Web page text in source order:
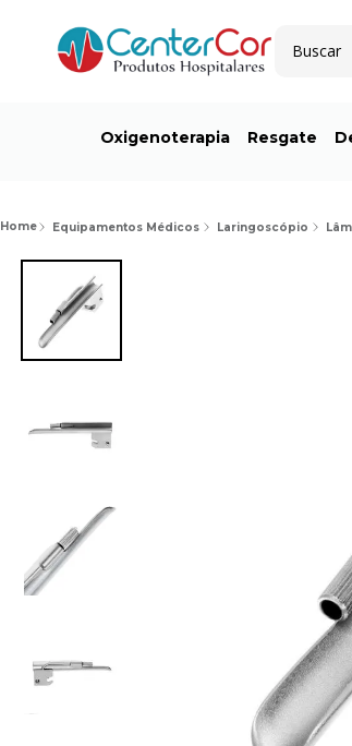
Oxigenoterapia Resgate
Equipamentos Médicos Laringoscópio